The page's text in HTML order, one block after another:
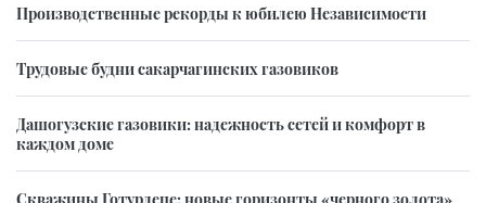
Производственные рекорды к юбилею Независимости
Трудовые будни сакарчагинских газовиков
Дашогузские газовики: надежность сетей и комфорт в
каждом доме